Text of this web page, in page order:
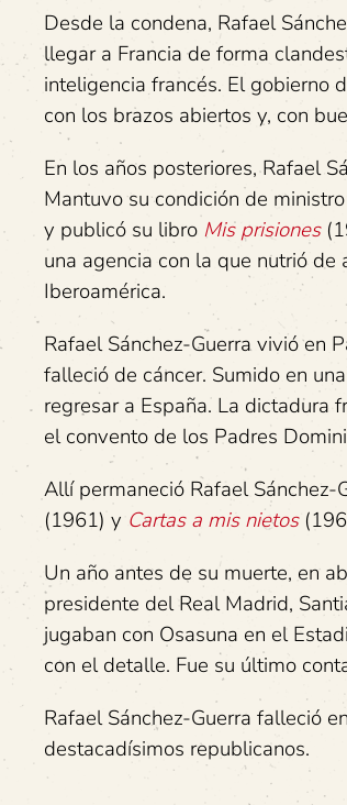
Desde la condena, Rafael
llegar a Francia de forma
inteligencia francés. El gobierno
con los brazos abiertos y, con
En los años posteriores, Rafael
Mantuvo su condición de
y publicó su libro Mis prisiones
una agencia con la que nutrió
Iberoamérica.
Rafael Sánchez-Guerra vivió en
falleció de cáncer. Sumido en
regresar a España. La dictadura
el convento de los Padres
Allí permaneció Rafael
(1961) y Cartas a mis nietos
Un año antes de su muerte, en
presidente del Real Madrid,
jugaban con Osasuna en el
con el detalle. Fue su último
Rafael Sánchez-Guerra falleció
destacadísimos republicanos.